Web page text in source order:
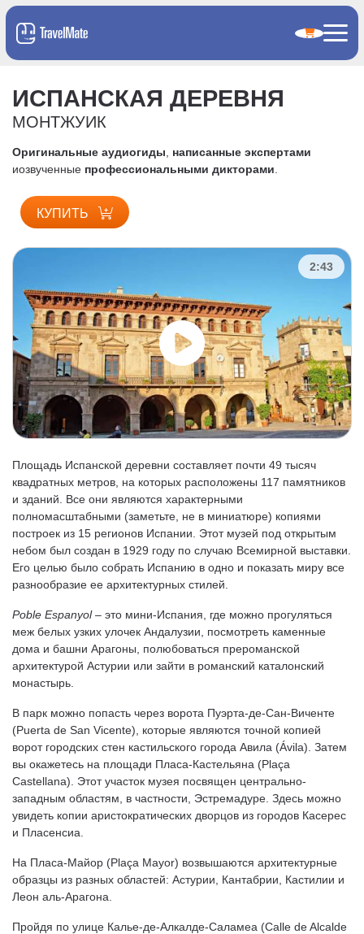
ИСПАНСКАЯ ДЕРЕВНЯ
МОНТЖУИК
Оригинальные аудиогиды
написанные экспертами
иозвученные профессиональными дикторами
КУПИТЬ
2:43
Площадь Испанской деревни составляет почти 49 тысяч
квадратных метров, на которых расположены 117 памятников
и зданий. Все они являются характерными
полномасштабными (заметьте, не в миниатюре) копиями
построек из 15 регионов Испании. Этот музей под открытым
небом был создан в 1929 году по случаю Всемирной выставки.
Его целью было собрать Испанию в одно и показать миру все
разнообразие ее архитектурных стилей.
Poble Espanyol– это мини-Испания, где можно прогуляться
меж белых узких улочек Андалузии, посмотреть каменные
дома и башни Арагоны, полюбоваться прероманской
архитектурой Астурии или зайти в романский каталонский
монастырь.
В парк можно попасть через ворота Пуэрта-де-Сан-Виченте
(Puerta de San Vicente), которые являются точной копией
ворот городских стен кастильского города Авила (Ávila). Затем
вы окажетесь на площади Пласа-Кастельяна (Plaça
Castellana). Этот участок музея посвящен центрально-
западным областям, в частности, Эстремадуре. Здесь можно
увидеть копии аристократических дворцов из городов Касерес
и Пласенсиа.
На Пласа-Майор (Plaça Mayor) возвышаются архитектурные
образцы из разных областей: Астурии, Кантабрии, Кастилии и
Леон аль-Арагона.
Пройдя по улице Калье-де-Алкалде-Саламеа (Calle de Alcalde